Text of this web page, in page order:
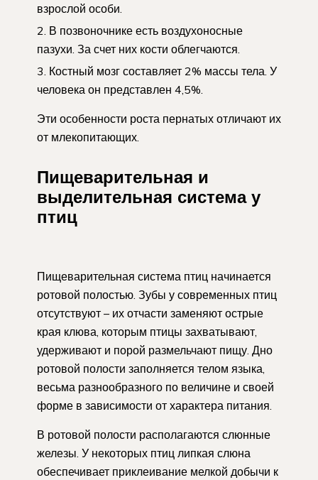
взрослой особи.
В позвоночнике есть воздухоносные
пазухи. За счет них кости облегчаются.
Костный мозг составляет 2% массы тела. У
человека он представлен 4,5%.
Эти особенности роста пернатых отличают их
от млекопитающих.
Пищеварительная и
выделительная система у
птиц
Пищеварительная система птиц начинается
ротовой полостью. Зубы у современных птиц
отсутствуют – их отчасти заменяют острые
края клюва, которым птицы захватывают,
удерживают и порой размельчают пищу. Дно
ротовой полости заполняется телом языка,
весьма разнообразного по величине и своей
форме в зависимости от характера питания.
В ротовой полости располагаются слюнные
железы. У некоторых птиц липкая слюна
обеспечивает приклеивание мелкой добычи к